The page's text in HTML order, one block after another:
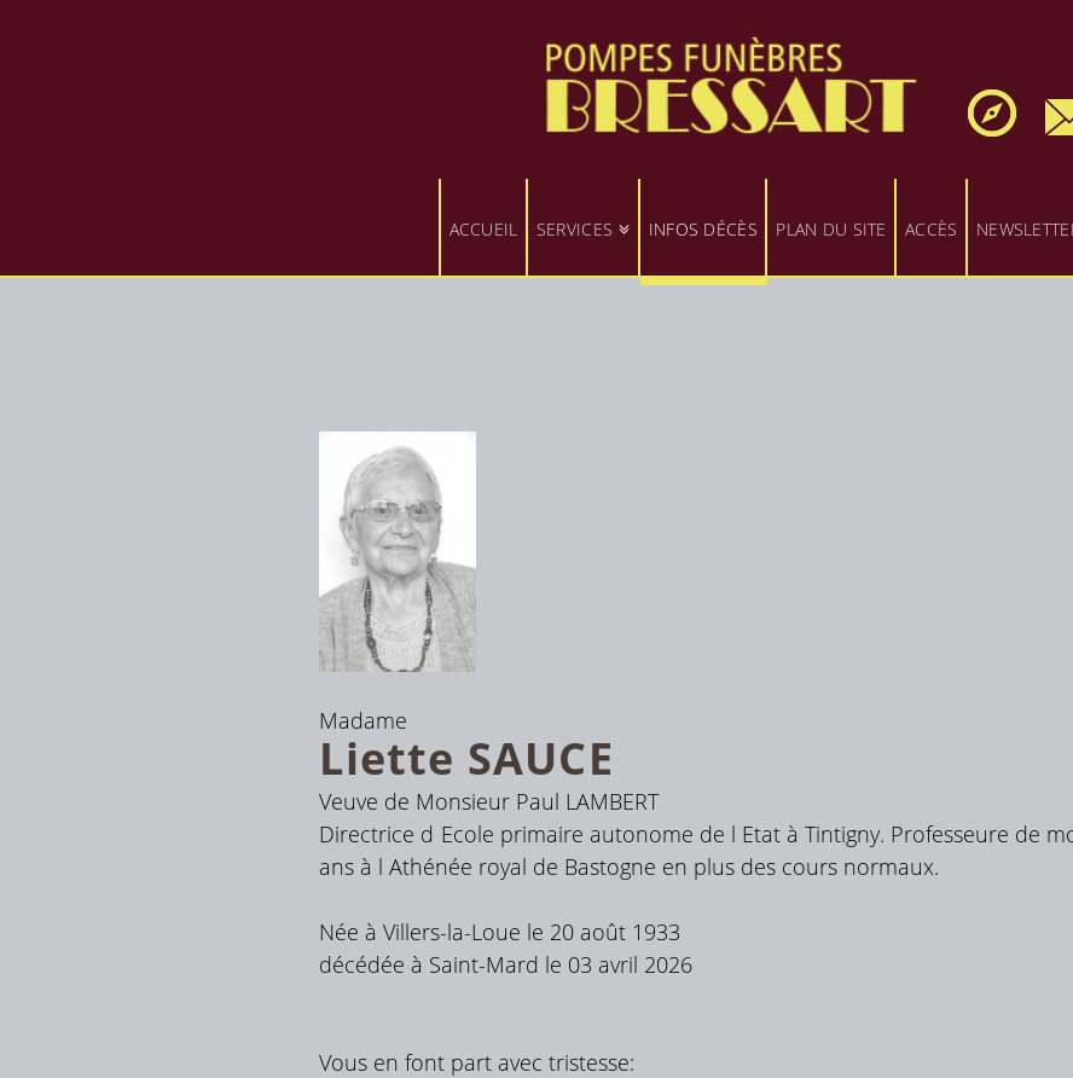
ACCUEIL SERVICES INFOS DÉCÈS PLAN DU SITE ACCÈS
Madame
Liette SAUCE
Veuve de Monsieur Paul LAMBERT
Directrice d Ecole primaire autonome de l Etat à Tintigny. Professeure de
ans à l Athénée royal de Bastogne en plus des cours normaux.
Née à Villers-la-Loue le 20 août 1933
décédée à Saint-Mard le 03 avril 2026
Vous en font part avec tristesse: